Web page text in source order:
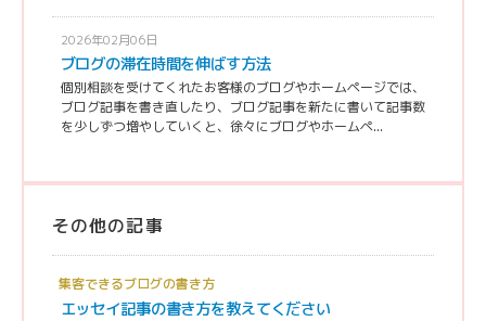
2026年02月06日
ブログの滞在時間を伸ばす方法
個別相談を受けてくれたお客様のブログやホームページでは、
ブログ記事を書き直したり、ブログ記事を新たに書いて記事数
を少しずつ増やしていくと、徐々にブログやホームペ...
その他の記事
集客できるブログの書き方
エッセイ記事の書き方を教えてください